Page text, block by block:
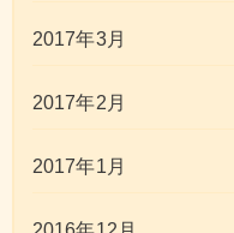
2017年3月
2017年2月
2017年1月